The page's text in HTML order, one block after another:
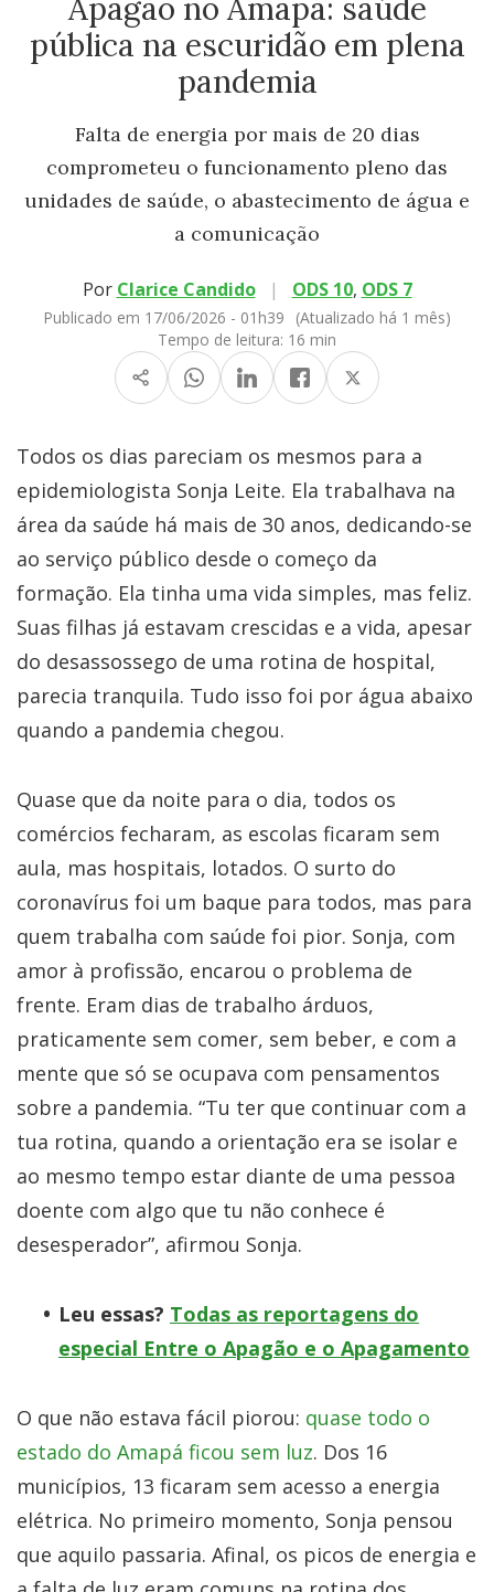
Apagão no Amapá: saúde
pública na escuridão em plena
pandemia
Falta de energia por mais de 20 dias
comprometeu o funcionamento pleno das
unidades de saúde, o abastecimento de água e
a comunicação
Por Clarice Candido | ODS 10, ODS 7
Publicado em 17/06/2026 - 01h39
(Atualizado há 1 mês)
Tempo de leitura: 16 min
Todos os dias pareciam os mesmos para a
epidemiologista Sonja Leite. Ela trabalhava na
área da saúde há mais de 30 anos, dedicando-se
ao serviço público desde o começo da
formação. Ela tinha uma vida simples, mas feliz.
Suas filhas já estavam crescidas e a vida, apesar
do desassossego de uma rotina de hospital,
parecia tranquila. ​Tudo isso foi por água abaixo
quando a pandemia chegou.
Quase que da noite para o dia, todos os
comércios fecharam, as escolas ficaram sem
aula, mas hospitais, lotados. O surto do
coronavírus foi um baque para todos, mas para
quem trabalha com saúde foi pior. Sonja, com
amor à profissão, encarou o problema de
frente. Eram dias de trabalho árduos,
praticamente sem comer, sem beber, e com a
mente que só se ocupava com pensamentos
sobre a pandemia. “Tu ter que continuar com a
tua rotina, quando a orientação era se isolar e
ao mesmo tempo estar diante de uma pessoa
doente com algo que tu não conhece é
desesperador”, afirmou Sonja.
Leu essas? Todas as reportagens do
especial Entre o Apagão e o Apagamento
O que não estava fácil piorou: quase todo o
estado do Amapá ficou sem luz. Dos 16
municípios, 13 ficaram sem acesso a energia
elétrica. No primeiro momento, Sonja pensou
que aquilo passaria. Afinal, os picos de energia e